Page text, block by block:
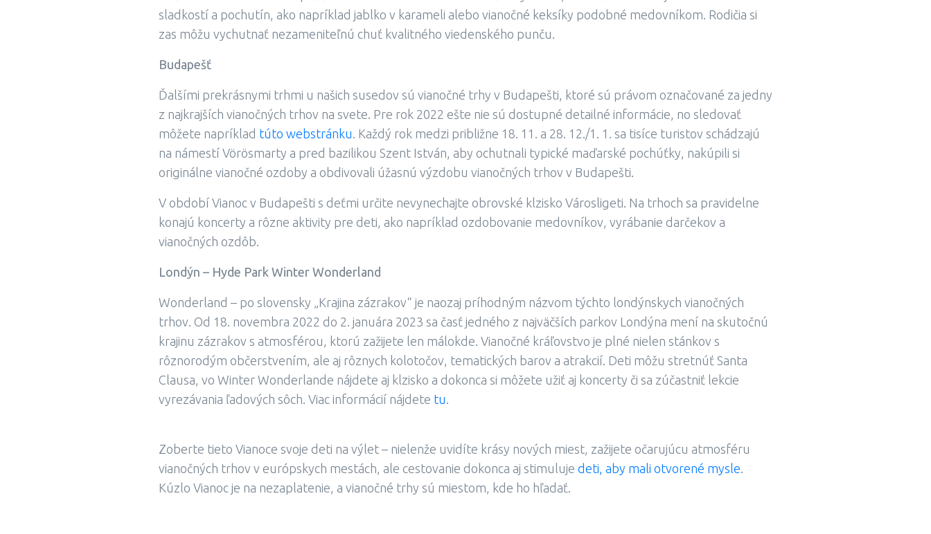
sladkostí a pochutín, ako napríklad jablko v karameli alebo vianočné keksíky podobné medovníkom. Rodičia si
zas môžu vychutnať nezameniteľnú chuť kvalitného viedenského punču.
Budapešť
Ďalšími prekrásnymi trhmi u našich susedov sú vianočné trhy v Budapešti, ktoré sú právom označované za jedny
z najkrajších vianočných trhov na svete. Pre rok 2022 ešte nie sú dostupné detailné informácie, no sledovať
môžete napríklad túto webstránku. Každý rok medzi približne 18. 11. a 28. 12./1. 1. sa tisíce turistov schádzajú
na námestí Vörösmarty a pred bazilikou Szent István, aby ochutnali typické maďarské pochúťky, nakúpili si
originálne vianočné ozdoby a obdivovali úžasnú výzdobu vianočných trhov v Budapešti.
V období Vianoc v Budapešti s deťmi určite nevynechajte obrovské klzisko Városligeti. Na trhoch sa pravidelne
konajú koncerty a rôzne aktivity pre deti, ako napríklad ozdobovanie medovníkov, vyrábanie darčekov a
vianočných ozdôb.
Londýn – Hyde Park Winter Wonderland
Wonderland – po slovensky „Krajina zázrakov“ je naozaj príhodným názvom týchto londýnskych vianočných
trhov. Od 18. novembra 2022 do 2. januára 2023 sa časť jedného z najväčších parkov Londýna mení na skutočnú
krajinu zázrakov s atmosférou, ktorú zažijete len málokde. Vianočné kráľovstvo je plné nielen stánkov s
rôznorodým občerstvením, ale aj rôznych kolotočov, tematických barov a atrakcií. Deti môžu stretnúť Santa
Clausa, vo Winter Wonderlande nájdete aj klzisko a dokonca si môžete užiť aj koncerty či sa zúčastniť lekcie
vyrezávania ľadových sôch. Viac informácií nájdete tu.
Zoberte tieto Vianoce svoje deti na výlet – nielenže uvidíte krásy nových miest, zažijete očarujúcu atmosféru
vianočných trhov v európskych mestách, ale cestovanie dokonca aj stimuluje deti, aby mali otvorené mysle.
Kúzlo Vianoc je na nezaplatenie, a vianočné trhy sú miestom, kde ho hľadať.